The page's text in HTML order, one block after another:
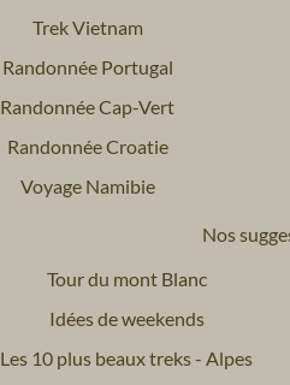
Trek Vietnam
Randonnée Portugal
Randonnée Cap-Vert
Randonnée Croatie
Voyage Namibie
Nos
Tour du mont Blanc
Idées de weekends
Les 10 plus beaux treks - Alpes